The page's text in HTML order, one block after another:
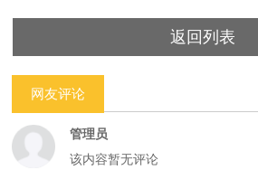
返回列表
网友评论
管理员
该内容暂无评论